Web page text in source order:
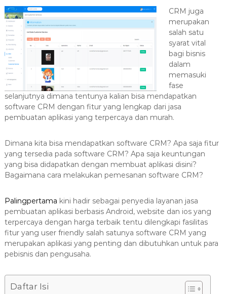
k
a
s
T
e
b
a
i
H
u
b
0
1
2
-
8
7
9
CRM juga
merupakan
salah satu
syarat vital
bagi bisnis
dalam
memasuki
fase
selanjutnya dimana tentunya kalian bisa mendapatkan
software CRM dengan fitur yang lengkap dari jasa
pembuatan aplikasi yang terpercaya dan murah.
Dimana kita bisa mendapatkan software CRM? Apa saja fitur
yang tersedia pada software CRM? Apa saja keuntungan
yang bisa didapatkan dengan membuat aplikasi disini?
Bagaimana cara melakukan pemesanan software CRM?
Palingpertama kini hadir sebagai penyedia layanan jasa
pembuatan aplikasi berbasis Android, website dan ios yang
terpercaya dengan harga terbaik tentu dilengkapi fasilitas
fitur yang user friendly salah satunya software CRM yang
merupakan aplikasi yang penting dan dibutuhkan untuk para
pebisnis dan pengusaha.
Daftar Isi